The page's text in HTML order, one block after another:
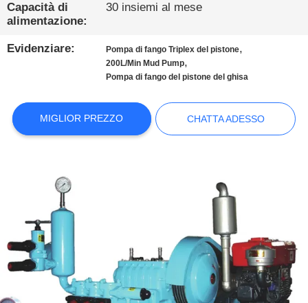
CHATTA
ADESSO
NEWS
INFORMATIVA
SULLA
PRIVACY
Capacità di
alimentazione:
30 insiemi al mese
Evidenziare: Pompa di fango Triplex del pistone,
200L/Min Mud Pump,
Pompa di fango del pistone del ghisa
MIGLIOR PREZZO CHATTA ADESSO